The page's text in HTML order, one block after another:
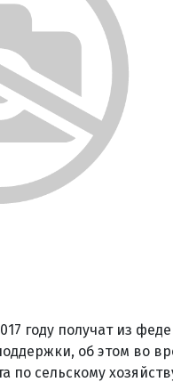
году получат из
об этом во
по сельскому